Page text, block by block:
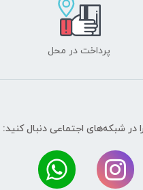
پرداخت در محل
در شبکه‌های اجتماعی دنبال کنید: